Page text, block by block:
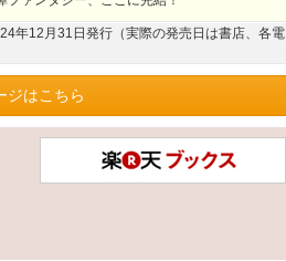
年12月31日発行（実際の発売日は書店、各電
ジはこちら